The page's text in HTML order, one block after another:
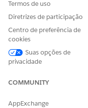
Termos de uso
Diretrizes de participação
Centro de preferência de
cookies
Suas opções de
privacidade
COMMUNITY
AppExchange